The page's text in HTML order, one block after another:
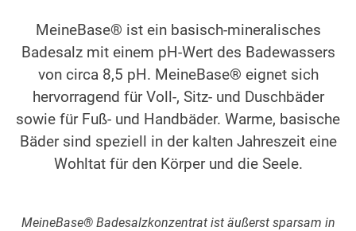
MeineBase® ist ein basisch-mineralisches
Badesalz mit einem pH-Wert des Badewassers
von circa 8,5 pH. Meine­Base® eignet sich
hervorragend für Voll-, Sitz- und Duschbäder
sowie für Fuß- und Handbäder. Warme, basische
Bäder sind speziell in der kalten Jahreszeit eine
Wohltat für den Körper und die Seele.
MeineBase® Badesalzkonzentrat ist äußerst sparsam in